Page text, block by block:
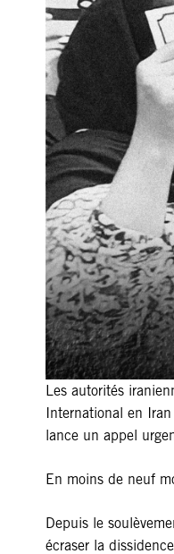
Les autorités
International en
lance un appel
En moins de neuf
Depuis le
écraser la